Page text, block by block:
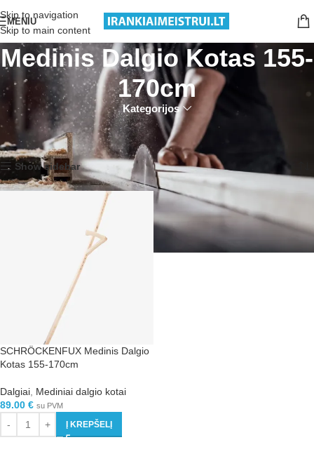
Skip to navigation
Skip to main content
MENIU
Medinis Dalgio Kotas 155-
170cm
Kategorijos
Pradžia
Produktai su žymomis “Medinis Dalgio Kotas 155-170cm”
Rezultatų: 1
Show sidebar
SCHRÖCKENFUX Medinis Dalgio
Kotas 155-170cm
Dalgiai Mediniai dalgio kotai
89.00 € su PVM
Į KREPŠELĮ